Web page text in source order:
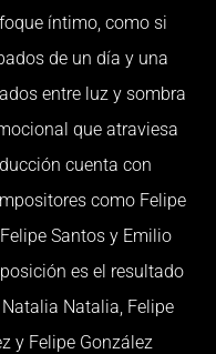
íntimo, como si
de un día y una
entre luz y sombra
que atraviesa
cuenta con
como Felipe
Santos y Emilio
es el resultado
Natalia, Felipe
y Felipe González